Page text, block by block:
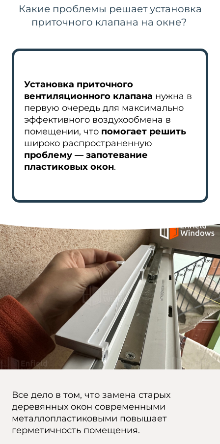
Какие проблемы решает установка
приточного клапана на окне?
Установка приточного
вентиляционного клапана нужна в
первую очередь для максимально
эффективного воздухообмена в
помещении, что помогает решить
широко распространенную
проблему — запотевание
пластиковых окон.
Все дело в том, что замена старых
деревянных окон современными
металлопластиковыми повышает
герметичность помещения.